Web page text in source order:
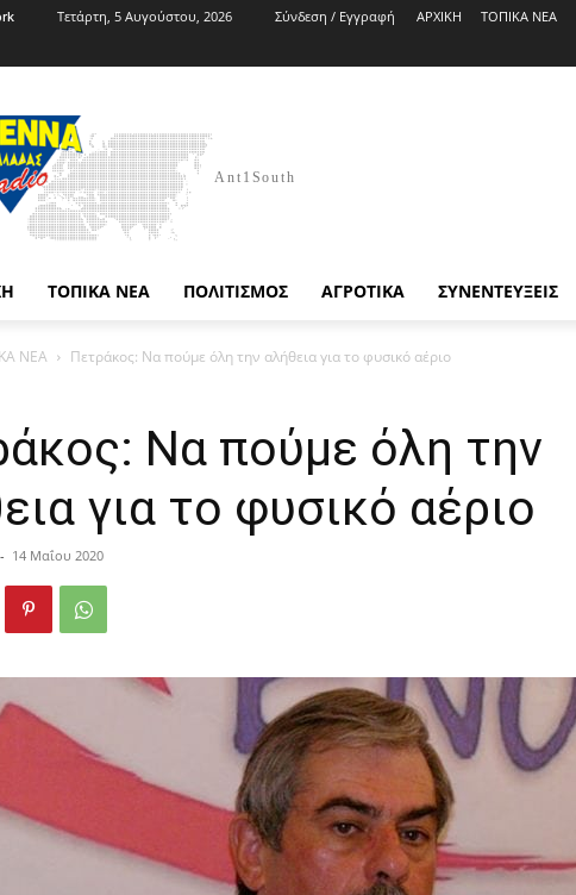
Τετάρτη, 5 Αυγούστου, 2026 Σύνδεση / Εγγραφή ΑΡΧΙΚΗ ΤΟΠΙΚΑ ΝΕΑ
Ant1South
ΤΟΠΙΚΑ ΝΕΑ ΠΟΛΙΤΙΣΜΟΣ ΑΓΡΟΤΙΚΑ ΣΥΝΕΝΤΕΥΞΕΙΣ
ΝΕΑ Πετράκος: Να πούμε όλη την αλήθεια για το φυσικό αέριο
Να πούμε όλη την
για το φυσικό αέριο
- 14 Μαΐου 2020